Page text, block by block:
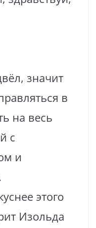
значит
в
на весь
с
и
этого
Изольда